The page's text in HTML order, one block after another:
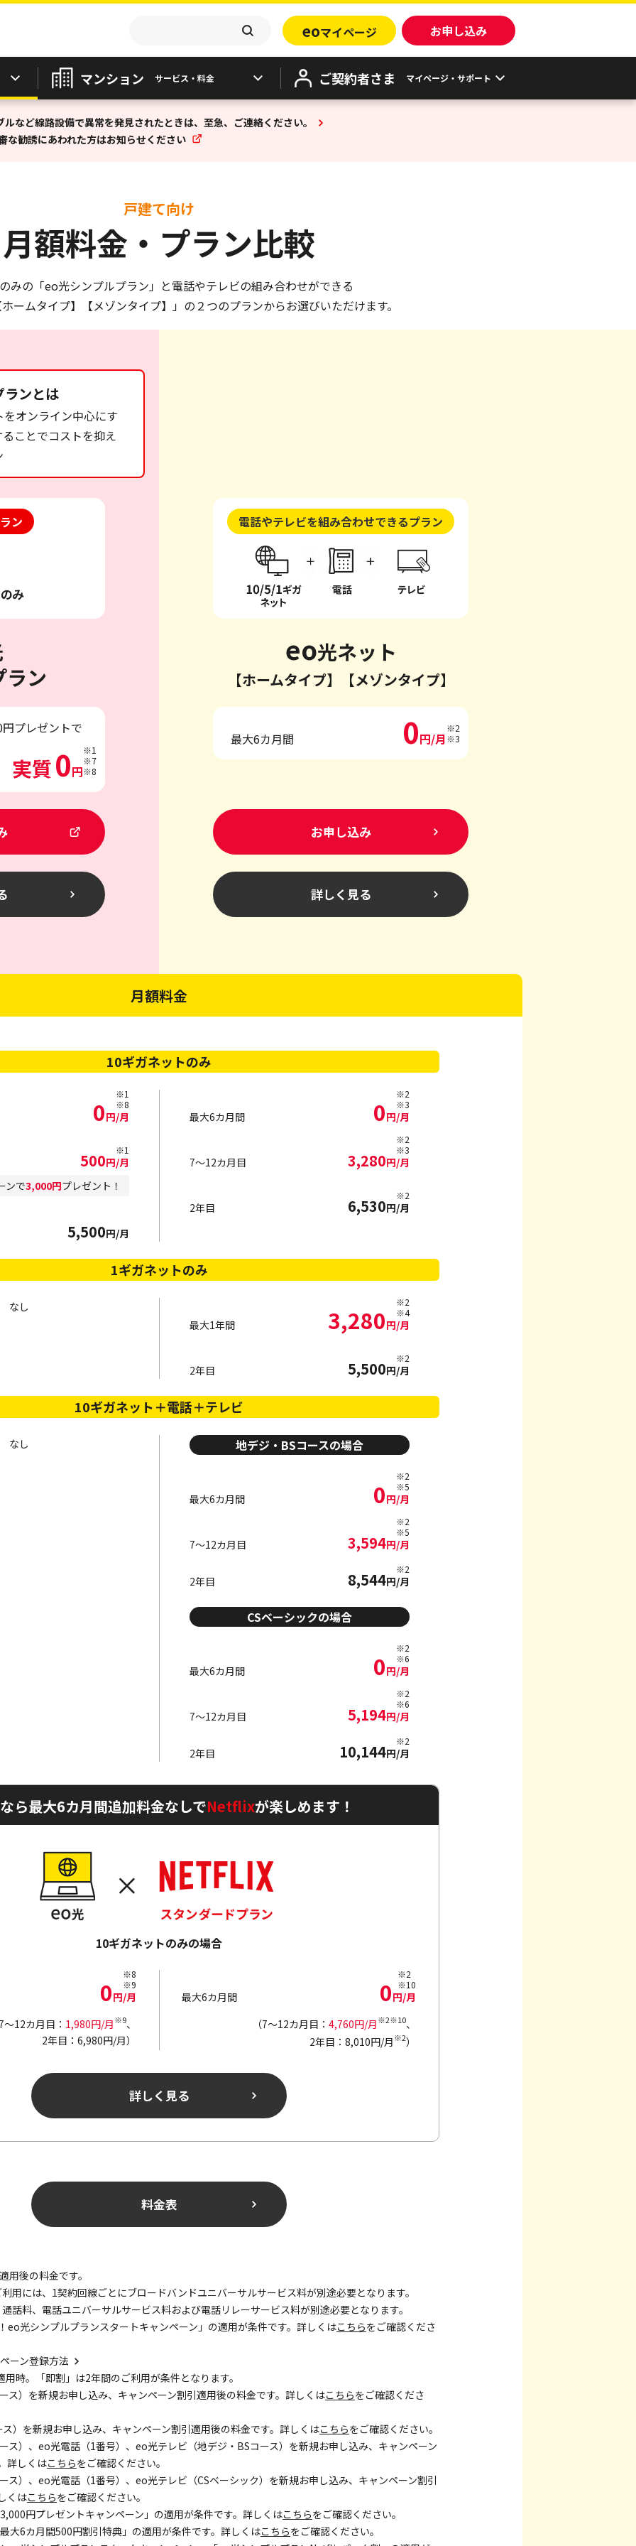
eoマイページ お申し込み
マンション サービス・料金 ご契約者さま マイページ・サポート
など線路設備で異常を発見されたときは、至急、ご連絡ください。
な勧誘にあわれた方はお知らせください
戸建て向け
月額料金・プラン比較
みの「eo光シンプルプラン」と電話やテレビの組み合わせができる
ームタイプ】【メゾンタイプ】」の２つのプランからお選びいただけます。
ランとは
オンライン中心にす
ことでコストを抑え
ン 電話やテレビを組み合わせできるプラン
ラン
eo光ネット
【ホームタイプ】 【メゾンタイプ】
プレゼントで
実質0円
※1
※7
※8
最大6カ月間 0円/月
※2
※3
お申し込み
詳しく見る
月額料金
10ギガネットのみ
0円/月
※1
※8
500円/月
※1
ンで3,000円プレゼント！
5,500円/月
最大6カ月間 0円/月
※2
※3
7～12カ月目 3,280円/月
※2
※3
2年目 6,530円/月
※2
1ギガネットのみ
なし
最大1年間
3,280円/月
※2
※4
2年目 5,500円/月
※2
10ギガネット＋電話＋テレビ
なし 地デジ・ BSコースの場合
最大6カ月間 0円/月
※2
※5
7～12カ月目 3,594円/月
※2
※5
2年目 8,544円/月
※2
CSベーシックの場合
最大6カ月間 0円/月
※2
※6
7～12カ月目 5,194円/月
※2
※6
2年目 10,144円/月
※2
ら最大6カ月間追加料金なしでNetflixが楽しめます！
10ギガネットのみの場合
0円/月
※8
※9
～12カ月目： 1,980円/月※9、
2年目：6,980円/月）
最大6カ月間 0円/月
※2
※10
（7～12カ月目： 4,760円/月※2※10、
2年目：8,010円/月※2）
詳しく見る
料金表
後の料金です。
用には、1契約回線ごとにブロードバンドユニバーサルサービス料が別途必要となります。
話料、電話ユニバーサルサービス料および電話リレーサービス料が別途必要となります。
光シンプルプランスタートキャンペーン」の適用が条件です。詳しくはこちらをご確認くださ
ーン登録方法
用時。「即割」は2年間のご利用が条件となります。
）を新規お申し込み、キャンペーン割引適用後の料金です。詳しくはこちらをご確認くださ
）を新規お申し込み、キャンペーン割引適用後の料金です。詳しくはこちらをご確認ください。
）、eo光電話（1番号）、eo光テレビ（地デジ・BSコース）を新規お申し込み、キャンペーン
詳しくはこちらをご確認ください。
）、eo光電話（1番号）、eo光テレビ（CSベーシック）を新規お申し込み、キャンペーン割引
くはこちらをご確認ください。
円プレゼントキャンペーン」の適用が条件です。詳しくはこちらをご確認ください。
大6カ月間500円割引特典」の適用が条件です。詳しくはこちらをご確認ください。